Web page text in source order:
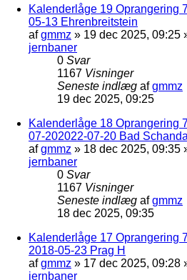
Kalenderlåge 19 Oprangering
05-13 Ehrenbreitstein
afgmmz » 19 dec 2025, 09:25
jernbaner
0 Svar
1167 Visninger
Seneste indlæg afgmmz
19 dec 2025, 09:25
Kalenderlåge 18 Oprangering
07-202022-07-20 Bad
afgmmz » 18 dec 2025, 09:35
jernbaner
0 Svar
1167 Visninger
Seneste indlæg afgmmz
18 dec 2025, 09:35
Kalenderlåge 17 Oprangering
2018-05-23 Prag H
afgmmz » 17 dec 2025, 09:28
jernbaner